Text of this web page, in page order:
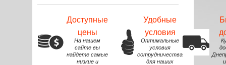
Доступные
цены
На нашем
сайте вы
найдете самые
низкие и
Удобные
условия
Оптимальные
условия
сотрудничества
для наших